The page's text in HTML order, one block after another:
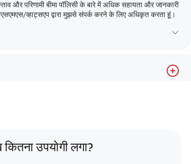
और परिणामी बीमा पॉलिसी के बारे में अधिक सहायता और जानकारी
व्हाट्सएप द्वारा मुझसे संपर्क करने के लिए अधिकृत करता हूं।
उपयोगी लगा?